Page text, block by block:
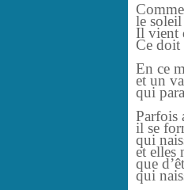
le soleil
Il vient
Ce doit
En ce
et un
qui
Parfois
il se
qui
et elles
que
qui